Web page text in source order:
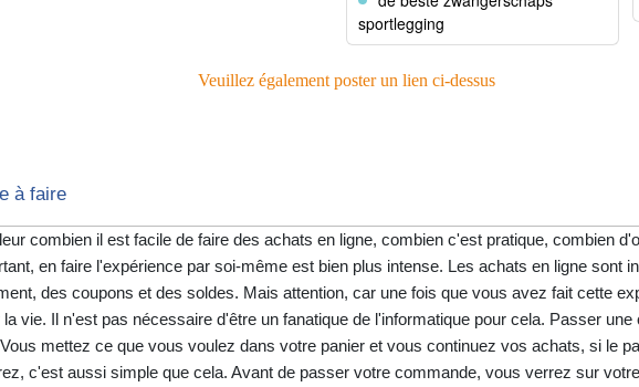
sportlegging
Veuillez également poster un lien ci-dessus
à faire
combien il est facile de faire des achats en ligne, combien c'est pratique, combien
en faire l'expérience par soi-même est bien plus intense. Les achats en ligne sont
des coupons et des soldes. Mais attention, car une fois que vous avez fait cette
vie. Il n'est pas nécessaire d'être un fanatique de l'informatique pour cela. Passer
mettez ce que vous voulez dans votre panier et vous continuez vos achats, si le
c'est aussi simple que cela. Avant de passer votre commande, vous verrez sur